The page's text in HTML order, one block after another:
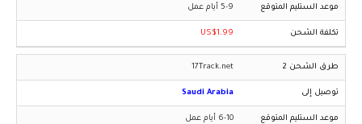
5-9 أيام عمل
US$1.99
17Track.net
Saudi Arabia
6-10 أيام عمل